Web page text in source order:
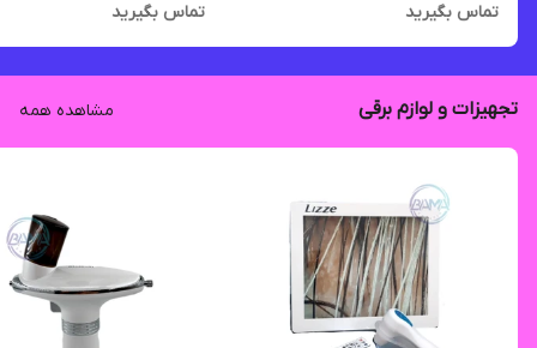
تماس بگیرید تماس بگیرید
تجهیزات و لوازم برقی مشاهده همه